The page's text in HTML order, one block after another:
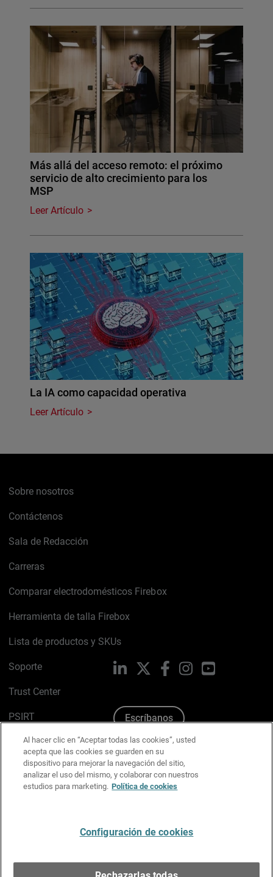
Más allá del acceso remoto: el próximo
servicio de alto crecimiento para los
MSP
Leer Artículo
La IA como capacidad operativa
Leer Artículo
Sobre nosotros
Contáctenos
Sala de Redacción
Carreras
Comparar electrodomésticos Firebox
Herramienta de talla Firebox
Lista de productos y SKUs
Soporte
Trust Center
PSIRT
Política de cookies
Política de privacidad
Kit de medios y marca
LinkedIn FacebookInstagramYouTube
Escríbanos
Al hacer clic en “Aceptar todas las cookies”, usted
acepta que las cookies se guarden en su
dispositivo para mejorar la navegación del sitio,
analizar el uso del mismo, y colaborar con nuestros
estudios para marketing. Política de cookies
Configuración de cookies